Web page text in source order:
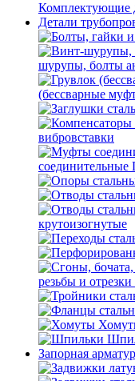
Комплектующие
Детали
шурупы, болты
(бессварные
вибровставки
крутоизогнутые
резьбы и отрезки
Запорная